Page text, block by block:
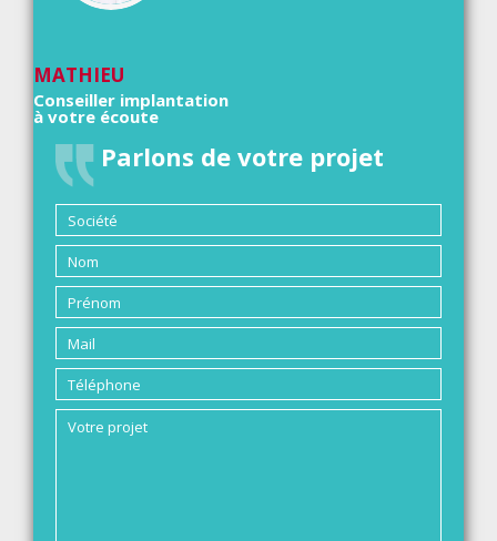
MATHIEU
Conseiller implantation
à votre écoute
Parlons de votre projet